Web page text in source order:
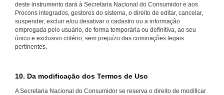
deste instrumento dará à Secretaria Nacional do Consumidor e aos
Procons integrados, gestores do sistema, o direito de editar, cancelar,
suspender, excluir e/ou desativar o cadastro ou a informação
empregada pelo usuário, de forma temporária ou definitiva, ao seu
único e exclusivo critério, sem prejuízo das cominações legais
pertinentes.
10. Da modificação dos Termos de Uso
A Secretaria Nacional do Consumidor se reserva o direito de modificar